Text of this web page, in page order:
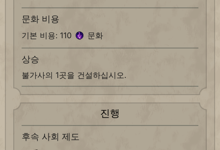
문화 비용
기본 비용: 110 문화
상승
불가사의 1곳을 건설하십시오.
진행
후속 사회 제도